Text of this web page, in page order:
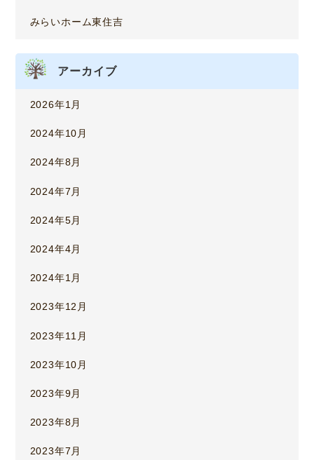
みらいホーム東住吉
アーカイブ
2026年1月
2024年10月
2024年8月
2024年7月
2024年5月
2024年4月
2024年1月
2023年12月
2023年11月
2023年10月
2023年9月
2023年8月
2023年7月